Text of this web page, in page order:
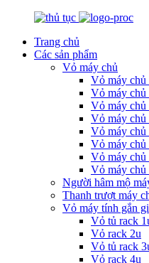
Trang chủ
Các sản phẩm
Vỏ máy chủ
Vỏ máy chủ
Vỏ máy chủ
Vỏ máy chủ
Vỏ máy chủ
Vỏ máy chủ
Vỏ máy chủ
Vỏ máy chủ
Vỏ máy chủ
Người hâm mộ
Thanh trượt máy
Vỏ máy tính gắn
Vỏ tủ rack
Vỏ rack 2u
Vỏ tủ rack
Vỏ rack 4u